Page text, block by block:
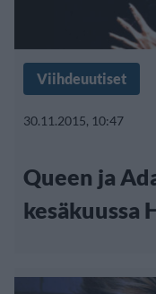
Viihdeuutiset
30.11.2015, 10:47
Queen ja
kesäkuussa